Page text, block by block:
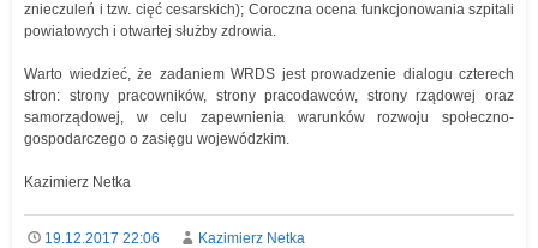
znieczuleń i tzw. cięć cesarskich); Coroczna ocena funkcjonowania szpitali
powiatowych i otwartej służby zdrowia.
Warto wiedzieć, że zadaniem WRDS jest prowadzenie dialogu czterech
stron: strony pracowników, strony pracodawców, strony rządowej oraz
samorządowej, w celu zapewnienia warunków rozwoju społeczno-
gospodarczego o zasięgu wojewódzkim.
Kazimierz Netka
19.12.2017 22:06
Kazimierz Netka